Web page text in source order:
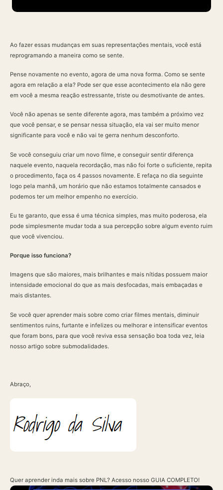
Ao fazer essas mudanças em suas representações mentais, você está
reprogramando a maneira como se sente.
Pense novamente no evento, agora de uma nova forma. Como se sente
agora em relação a ela? Pode ser que esse acontecimento ela não gere
em você a mesma reação estressante, triste ou desmotivante de antes.
Você não apenas se sente diferente agora, mas também a próximo vez
que você pensar, e se pensar nessa situação, ela vai ser muito menor
significante para você e não vai te gerra nenhum desconforto.
Se você conseguiu criar um novo filme, e conseguir sentir diferença
naquele evento, naquela recordação, mas não foi forte o suficiente, repita
o procedimento, faça os 4 passos novamente. E refaça no dia seguinte
logo pela manhã, um horário que não estamos totalmente cansados e
podemos ter um melhor empenho no exercício.
Eu te garanto, que essa é uma técnica simples, mas muito poderosa, ela
pode simplesmente mudar toda a sua percepção sobre algum evento ruim
que você vivenciou.
Porque isso funciona?
Imagens que são maiores, mais brilhantes e mais nítidas possuem maior
intensidade emocional do que as mais desfocadas, mais embaçadas e
mais distantes.
Se você quer aprender mais sobre como criar filmes mentais, diminuir
sentimentos ruins, furtante e infelizes ou melhorar e intensificar eventos
que foram bons, para que você reviva essa sensação boa toda vez, leia
nosso artigo sobre submodalidades.
Abraço,
Quer aprender inda mais sobre PNL? Acesso nosso GUIA COMPLETO!